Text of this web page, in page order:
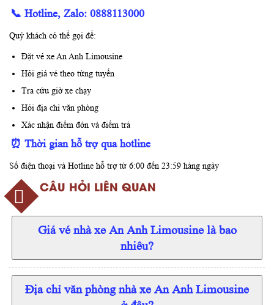
📞 Hotline, Zalo: 0888113000
Quý khách có thể gọi để:
Đặt vé xe An Anh Limousine
Hỏi giá vé theo từng tuyến
Tra cứu giờ xe chạy
Hỏi địa chỉ văn phòng
Xác nhận điểm đón và điểm trả
⏰ Thời gian hỗ trợ qua hotline
Số điện thoại và Hotline hỗ trợ từ 6:00 đến 23:59 hàng ngày
CÂU HỎI LIÊN QUAN
Giá vé nhà xe An Anh Limousine là bao
nhiêu?
Địa chỉ văn phòng nhà xe An Anh Limousine